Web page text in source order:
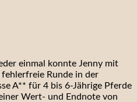
einmal konnte Jenny mit
Runde in der
A** für 4 bis 6-Jährige Pferde
Wert- und Endnote von